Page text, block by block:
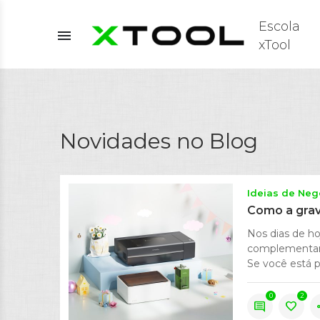
menu
Escola
xTool
Novidades no Blog
Ideias de
Como a
Nos dias de
Se você está
comment
0
favorite
2